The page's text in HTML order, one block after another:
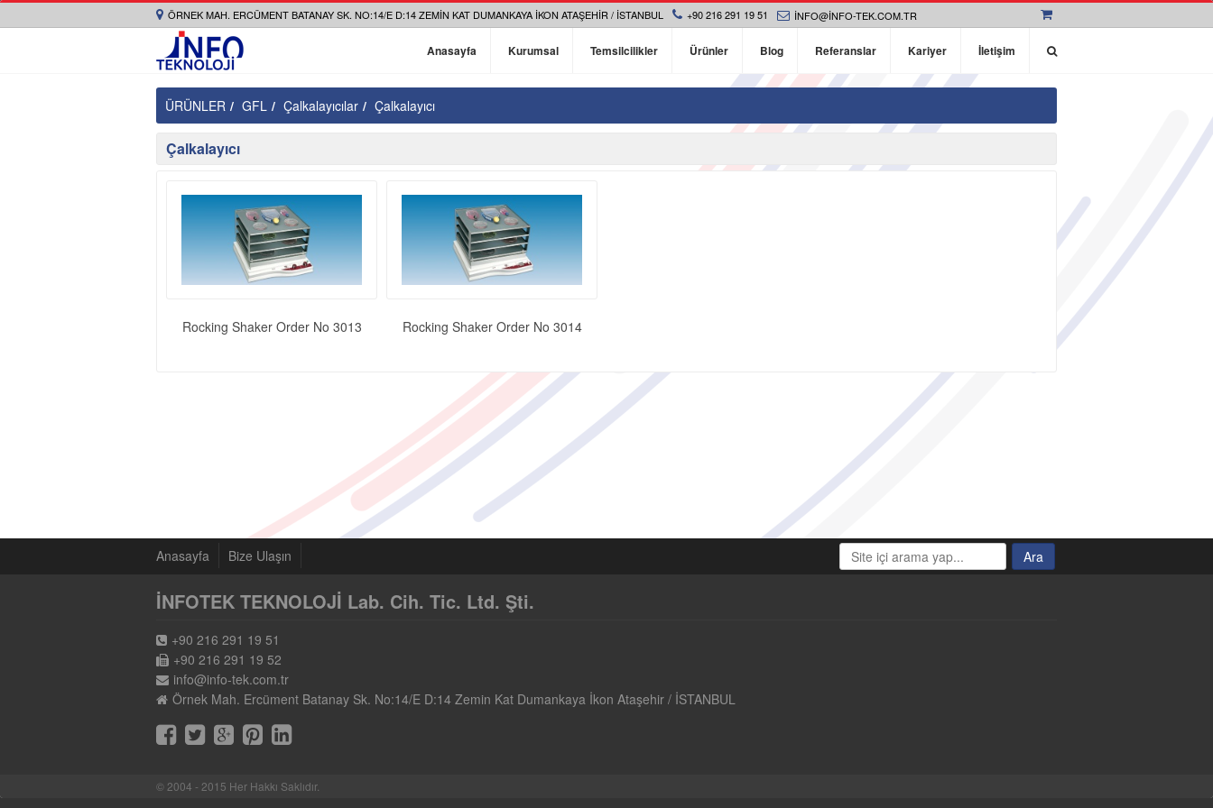
ÖRNEK MAH. ERCÜMENT BATANAY SK. NO:14/E D:14 ZEMIN KAT DUMANKAYA İKON ATAŞEHIR / İSTANBUL +90 216 291 19 51 INFO@INFO-TEK.COM.TR
Anasayfa Kurumsal Temsilcilikler Ürünler Blog Referanslar Kariyer İletişim
ÜRÜNLER GFL Çalkalayıcılar Çalkalayıcı
Çalkalayıcı
Rocking Shaker Order No 3013 Rocking Shaker Order No 3014
Anasayfa Bize Ulaşın
İNFOTEK TEKNOLOJİ Lab. Cih. Tic. Ltd. Şti.
+90 216 291 19 51
+90 216 291 19 52
info@info-tek.com.tr
Örnek Mah. Ercüment Batanay Sk. No:14/E D:14 Zemin Kat Dumankaya İkon Ataşehir / İSTANBUL
© 2004 - 2015 Her Hakkı Saklıdır.